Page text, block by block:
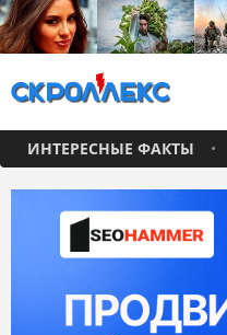
ИНТЕРЕСНЫЕ ФАКТЫ